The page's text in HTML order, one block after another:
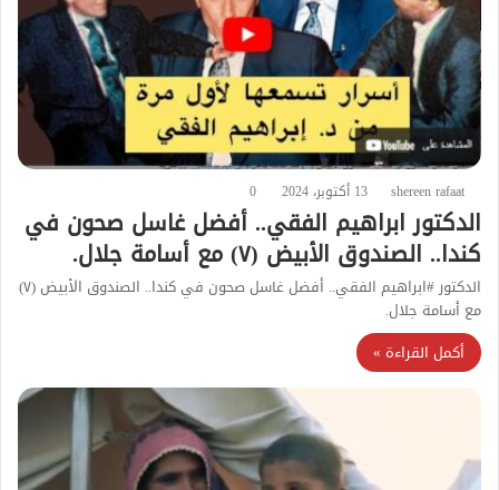
shereen rafaat 13 أكتوبر، 2024 0
الدكتور ابراهيم الفقي.. أفضل غاسل صحون في
كندا.. الصندوق الأبيض (٧) مع أسامة جلال.
الدكتور #ابراهيم الفقي.. أفضل غاسل صحون في كندا.. الصندوق الأبيض (٧)
مع أسامة جلال.
أكمل القراءة »